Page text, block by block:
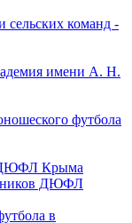
сельских команд -
имени А. Н.
футбола
ДЮФЛ Крыма
ДЮФЛ
в